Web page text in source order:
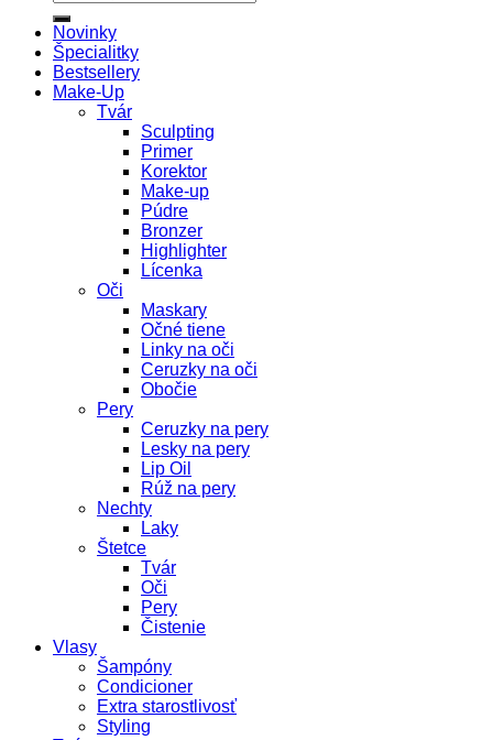
Novinky
Špecialitky
Bestsellery
Make-Up
Tvár
Sculpting
Primer
Korektor
Make-up
Púdre
Bronzer
Highlighter
Lícenka
Oči
Maskary
Očné tiene
Linky na oči
Ceruzky na oči
Obočie
Pery
Ceruzky na pery
Lesky na pery
Lip Oil
Rúž na pery
Nechty
Laky
Štetce
Tvár
Oči
Pery
Čistenie
Vlasy
Šampóny
Condicioner
Extra starostlivosť
Styling